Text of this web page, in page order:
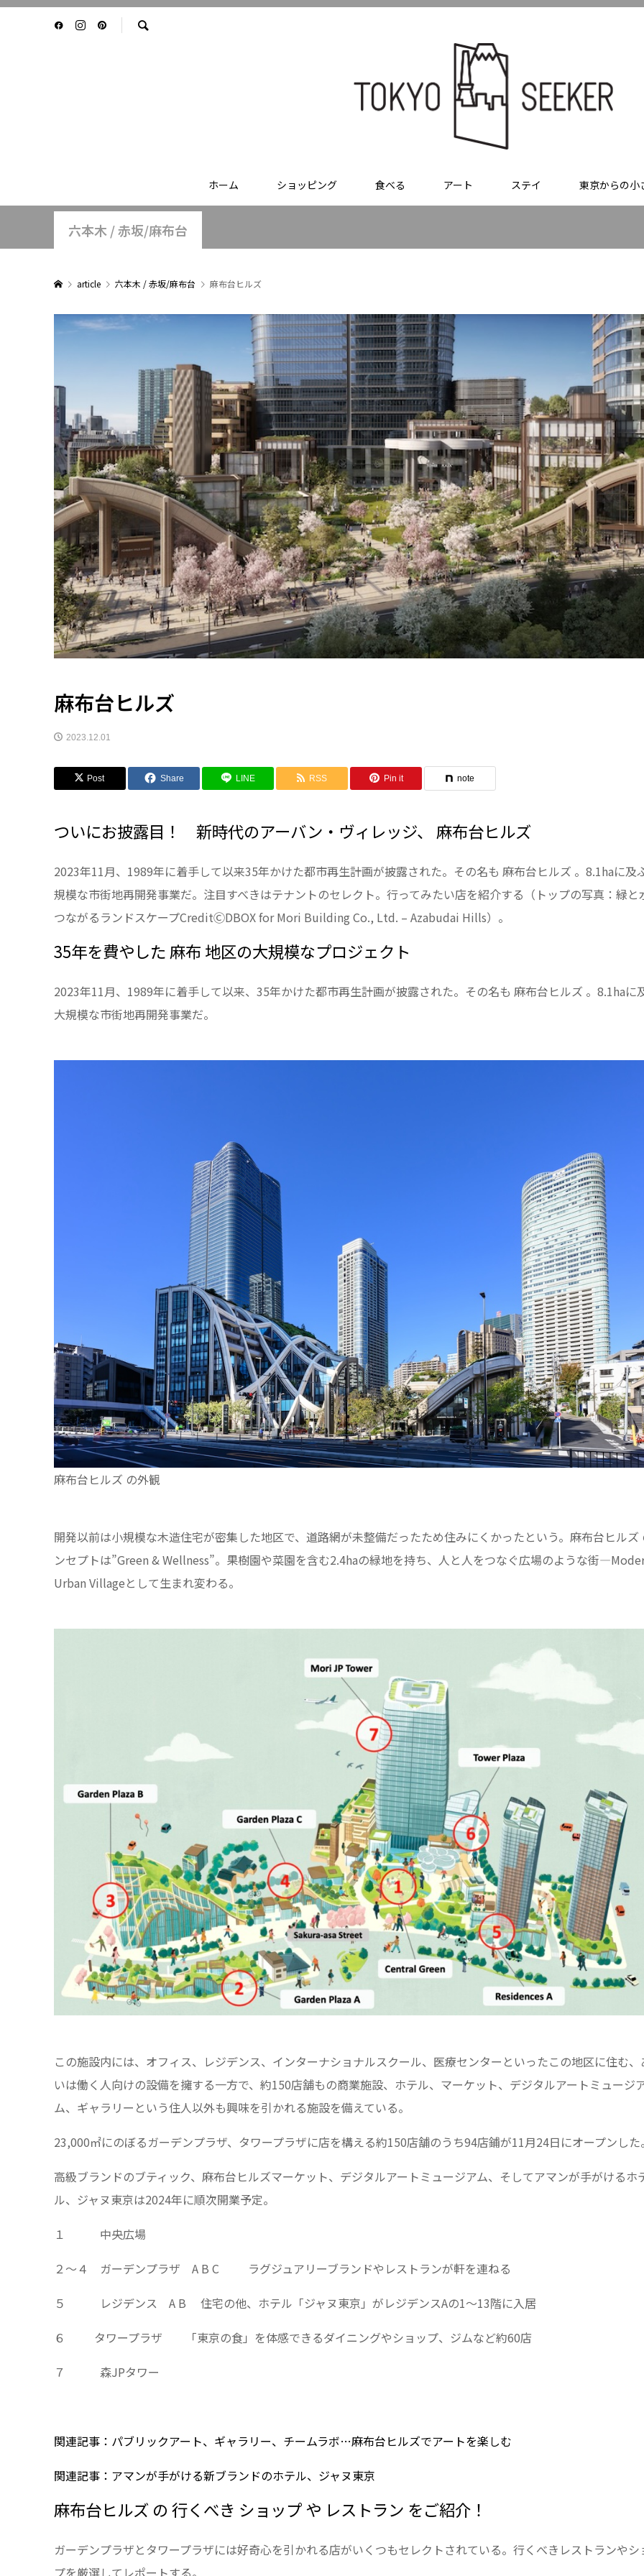
ホーム ショッピング 食べる アート ステイ 東京からの小
六本木 / 赤坂/麻布台
article 六本木 / 赤坂/麻布台 麻布台ヒルズ
麻布台ヒルズ
2023.12.01
Post Share LINE RSS Pin it note
ついにお披露目！ 新時代のアーバン・ヴィレッジ、 麻布台ヒルズ
2023年11月、1989年に着手して以来35年かけた都市再生計画が披露された。その名も 麻布台ヒルズ 。8.1haに及
規模な市街地再開発事業だ。注目すべきはテナントのセレクト。行ってみたい店を紹介する（トップの写真：緑と
つながるランドスケープCreditⒸDBOX for Mori Building Co., Ltd. – Azabudai Hills）。
35年を費やした 麻布 地区の大規模なプロジェクト
2023年11月、1989年に着手して以来、35年かけた都市再生計画が披露された。その名も 麻布台ヒルズ 。8.1haに
大規模な市街地再開発事業だ。
麻布台ヒルズ の外観
開発以前は小規模な木造住宅が密集した地区で、道路網が未整備だったため住みにくかったという。麻布台ヒルズ
ンセプトは”Green & Wellness”。果樹園や菜園を含む2.4haの緑地を持ち、人と人をつなぐ広場のような街
Urban Villageとして生まれ変わる。
この施設内には、オフィス、レジデンス、インターナショナルスクール、医療センターといったこの地区に住む、
いは働く人向けの設備を擁する一方で、約150店舗もの商業施設、ホテル、マーケット、デジタルアートミュージ
ム、ギャラリーという住人以外も興味を引かれる施設を備えている。
23,000㎡にのぼるガーデンプラザ、タワープラザに店を構える約150店舗のうち94店鋪が11月24日にオープンした
高級ブランドのブティック、麻布台ヒルズマーケット、デジタルアートミュージアム、そしてアマンが手がけるホ
ル、ジャヌ東京は2024年に順次開業予定。
１ 中央広場
２〜４ ガーデンプラザ A B C ラグジュアリーブランドやレストランが軒を連ねる
５ レジデンス A B 住宅の他、ホテル「ジャヌ東京」がレジデンスAの1〜13階に入居
６ タワープラザ 「東京の食」を体感できるダイニングやショップ、ジムなど約60店
７ 森JPタワー
関連記事：パブリックアート、ギャラリー、チームラボ…麻布台ヒルズでアートを楽しむ
関連記事：アマンが手がける新ブランドのホテル、ジャヌ東京
麻布台ヒルズ の 行くべき ショップ や レストラン をご紹介！
ガーデンプラザとタワープラザには好奇心を引かれる店がいくつもセレクトされている。行くべきレストランやシ